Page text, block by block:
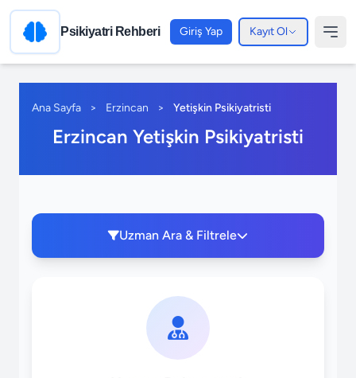
Psikiyatri Rehberi Giriş Yap Kayıt Ol
Ana Sayfa > Erzincan > Yetişkin Psikiyatristi
Erzincan Yetişkin Psikiyatristi
Uzman Ara & Filtrele